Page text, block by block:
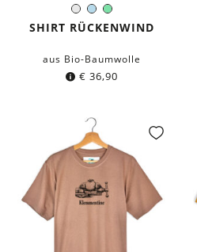
WeißHellblau
Mintgrün
Farbe:
SHIRT RÜCKENWIND
aus Bio-Baumwolle
€ 36,90